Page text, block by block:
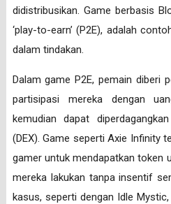
didistribusikan. Game berbasis
‘play-to-earn’ (P2E), adalah
dalam tindakan.
Dalam game P2E, pemain diberi
partisipasi mereka dengan
kemudian dapat
(DEX). Game seperti Axie Infinity
gamer untuk mendapatkan token
mereka lakukan tanpa insentif
kasus, seperti dengan Idle